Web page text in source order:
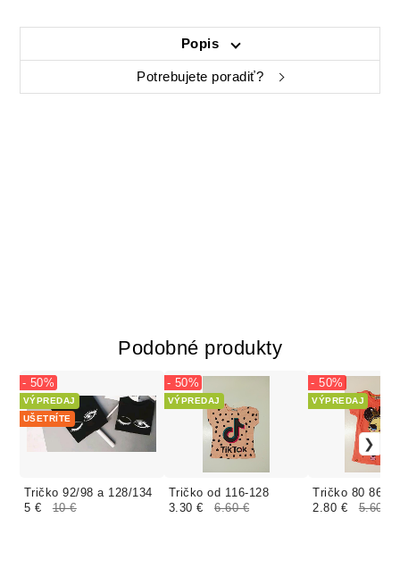
Popis
Potrebujete poradiť?
Podobné produkty
Tričko 92/98 a 128/134
VÝPREDAJ
UŠETRÍTE
- 50%
5 € 10 €
Tričko od 116-128
VÝPREDAJ
- 50%
3.30 € 6.60 €
Tričko 80 86/
VÝPREDAJ
- 50%
2.80 € 5.60 €